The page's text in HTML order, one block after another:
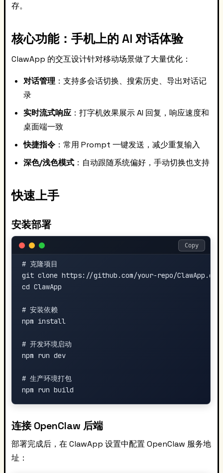
存。
核心功能：手机上的 AI 对话体验
ClawApp 的交互设计针对移动场景做了大量优化：
对话管理 ：支持多会话切换、搜索历史、导出对话记
录
实时流式响应 ：打字机效果展示 AI 回复，响应速度和
桌面端一致
快捷指令 ：常用 Prompt 一键发送，减少重复输入
深色/浅色模式 ：自动跟随系统偏好，手动切换也支持
快速上手
安装部署
# 克隆项目
git clone https://github.com/your-repo/ClawApp.git
cd ClawApp
# 安装依赖
npm install
# 开发环境启动
npm run dev
# 生产环境打包
Copy
连接 OpenClaw 后端
部署完成后，在 ClawApp 设置中配置 OpenClaw 服务地
址：